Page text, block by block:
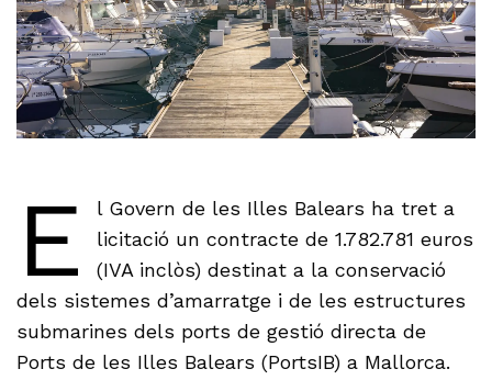
E
l Govern de les Illes Balears ha tret a
licitació un contracte de 1.782.781 euros
(IVA inclòs) destinat a la conservació
dels sistemes d’amarratge i de les estructures
submarines dels ports de gestió directa de
Ports de les Illes Balears (PortsIB) a Mallorca.